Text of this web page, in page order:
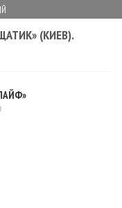
(КИЕВ).